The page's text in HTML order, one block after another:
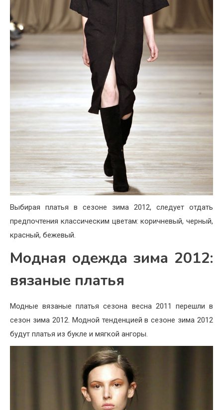
Выбирая платья в сезоне зима 2012, следует отдать
предпочтения классическим цветам: коричневый, черный,
красный, бежевый.
Модная одежда зима 2012:
вязаные платья
Модные вязаные платья сезона весна 2011 перешли в
сезон зима 2012. Модной тенденцией в сезоне зима 2012
будут платья из букле и мягкой ангоры.